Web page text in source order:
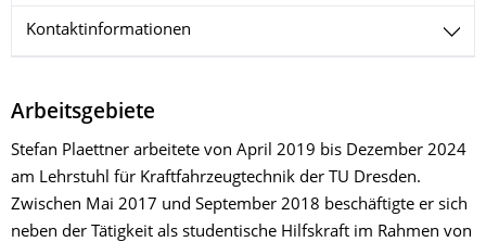
Kontaktinformationen
Arbeitsgebiete
Stefan Plaettner arbeitete von April 2019 bis Dezember 2024
am Lehrstuhl für Kraftfahrzeugtechnik der TU Dresden.
Zwischen Mai 2017 und September 2018 beschäftigte er sich
neben der Tätigkeit als studentische Hilfskraft im Rahmen von